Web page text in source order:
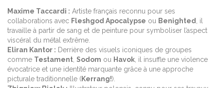
Maxime Taccardi : Artiste français reconnu pour ses
collaborations avec Fleshgod Apocalypse ou Benighted
, il
travaille à partir de sang et de peinture pour symboliser l’aspect
viscéral du métal extrême.
Eliran Kantor : Derrière des visuels iconiques de groupes
comme Testament Sodom ou Havok , il insuffle une violence
évocatrice et une identité marquante grâce à une approche
picturale traditionnelle (Kerrang!).